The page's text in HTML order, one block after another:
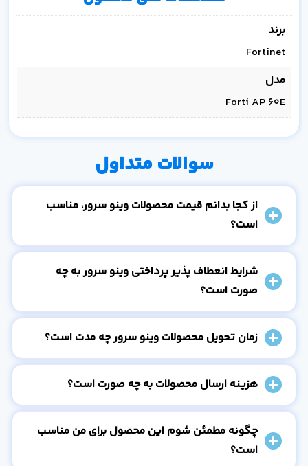
برند
Fortinet
مدل
Forti AP 60E
سوالات متداول
از کجا بدانم قیمت محصولات وینو سرور، مناسب
است؟
شرایط انعطاف پذیر پرداختی وینو سرور به چه
صورت است؟
زمان تحویل محصولات وینو سرور چه مدت است؟
هزینه ارسال محصولات به چه صورت است؟
چگونه مطمئن شوم این محصول برای من مناسب
است؟